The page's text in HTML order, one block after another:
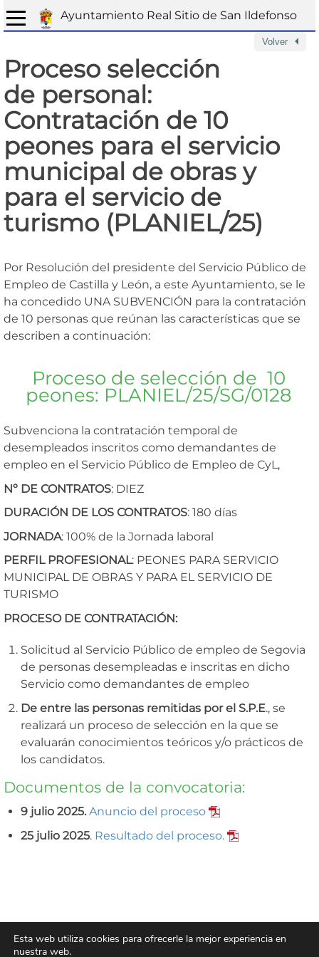
Ayuntamiento Real Sitio de San Ildefonso
Volver
Proceso selección
de personal:
Contratación de 10
peones para el servicio
municipal de obras y
para el servicio de
turismo (PLANIEL/25)
Por Resolución del presidente del Servicio Público de
Empleo de Castilla y León, a este Ayuntamiento, se le
ha concedido UNA SUBVENCIÓN para la contratación
de 10 personas que reúnan las características que se
describen a continuación:
Proceso de selección de 10
peones: PLANIEL/25/SG/0128
Subvenciona la contratación temporal de
desempleados inscritos como demandantes de
empleo en el Servicio Público de Empleo de CyL,
Nº DE CONTRATOS: DIEZ
DURACIÓN DE LOS CONTRATOS: 180 días
JORNADA: 100% de la Jornada laboral
PERFIL PROFESIONAL: PEONES PARA SERVICIO
MUNICIPAL DE OBRAS Y PARA EL SERVICIO DE
TURISMO
PROCESO DE CONTRATACIÓN:
Solicitud al Servicio Público de empleo de Segovia
de personas desempleadas e inscritas en dicho
Servicio como demandantes de empleo
De entre las personas remitidas por el S.P.E., se
realizará un proceso de selección en la que se
evaluarán conocimientos teóricos y/o prácticos de
los candidatos.
Documentos de la convocatoria:
9 julio 2025. Anuncio del proceso
25 julio 2025. Resultado del proceso.
Ayuntamiento Real Sitio de San Ildefonso
Plaza de los Dolores, 1.
Esta web utiliza cookies para ofrecerle la mejor experiencia en
nuestra web.